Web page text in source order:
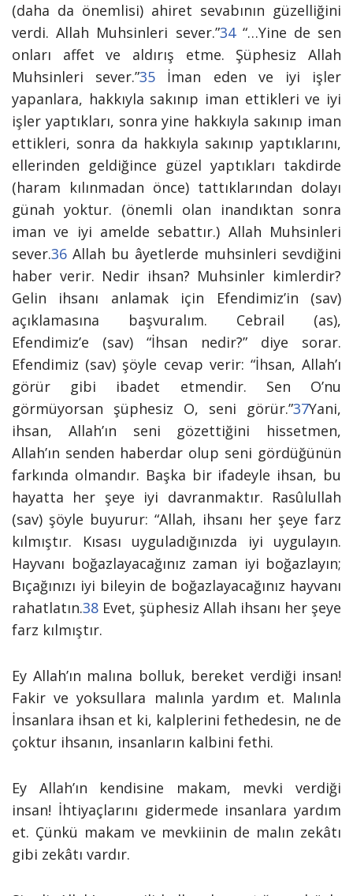
(daha da önemlisi) ahiret sevabının güzelliğini
verdi. Allah Muhsinleri sever.”34 “…Yine de sen
onları affet ve aldırış etme. Şüphesiz Allah
Muhsinleri sever.”35
İman eden ve iyi işler
yapanlara, hakkıyla sakınıp iman ettikleri ve iyi
işler yaptıkları, sonra yine hakkıyla sakınıp iman
ettikleri, sonra da hakkıyla sakınıp yaptıklarını,
ellerinden geldiğince güzel yaptıkları takdirde
(haram kılınmadan önce) tattıklarından dolayı
günah yoktur. (önemli olan inandıktan sonra
iman ve iyi amelde sebattır.) Allah Muhsinleri
sever.36 Allah bu âyetlerde muhsinleri sevdiğini
haber verir. Nedir ihsan? Muhsinler kimlerdir?
Gelin ihsanı anlamak için Efendimiz’in (sav)
açıklamasına başvuralım. Cebrail (as),
Efendimiz’e (sav) “İhsan nedir?” diye sorar.
Efendimiz (sav) şöyle cevap verir: “İhsan, Allah’ı
görür gibi ibadet etmendir. Sen O’nu
görmüyorsan şüphesiz O, seni görür.”37Yani,
ihsan, Allah’ın seni gözettiğini hissetmen,
Allah’ın senden haberdar olup seni gördüğünün
farkında olmandır. Başka bir ifadeyle ihsan, bu
hayatta her şeye iyi davranmaktır. Rasûlullah
(sav) şöyle buyurur: “Allah, ihsanı her şeye farz
kılmıştır. Kısası uyguladığınızda iyi uygulayın.
Hayvanı boğazlayacağınız zaman iyi boğazlayın;
Bıçağınızı iyi bileyin de boğazlayacağınız hayvanı
rahatlatın.38 Evet, şüphesiz Allah ihsanı her şeye
farz kılmıştır.
Ey Allah’ın malına bolluk, bereket verdiği insan!
Fakir ve yoksullara malınla yardım et. Malınla
İnsanlara ihsan et ki, kalplerini fethedesin, ne de
çoktur ihsanın, insanların kalbini fethi.
Ey Allah’ın kendisine makam, mevki verdiği
insan! İhtiyaçlarını gidermede insanlara yardım
et. Çünkü makam ve mevkiinin de malın zekâtı
gibi zekâtı vardır.